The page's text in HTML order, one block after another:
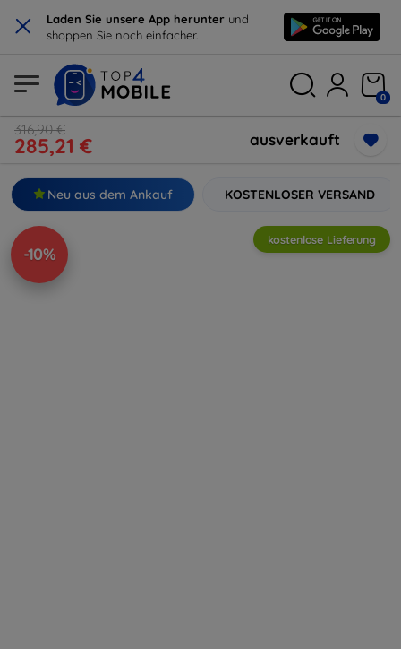
× Laden Sie unsere App herunter und
shoppen Sie noch einfacher.
0
316,90 €
285,21 € ausverkauft
Neu aus dem Ankauf KOSTENLOSER VERSAND
-10%
kostenlose Lieferung